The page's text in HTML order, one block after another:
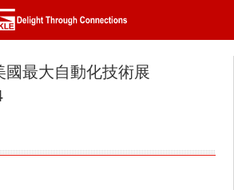
最大自動化技術展